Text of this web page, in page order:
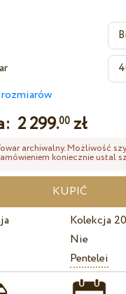
rozmiarów
2 299.00 zł
archiwalny. Możliwość
koniecznie ustal
Kolekcja
Nie
Pentelei